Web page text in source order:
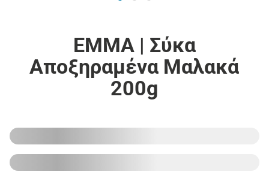
EMMA | Σύκα
Αποξηραμένα Μαλακά
200g